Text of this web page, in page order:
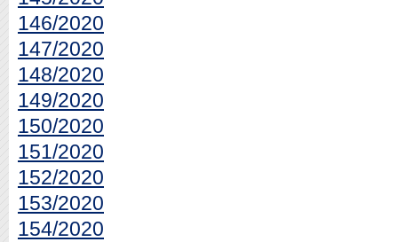
146/2020
147/2020
148/2020
149/2020
150/2020
151/2020
152/2020
153/2020
154/2020